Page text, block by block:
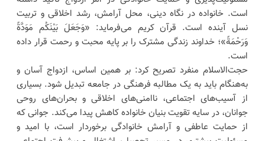
است. خانواده در نگاه دینی، محل آرامش، رشد اخلاقی و تربیت
نسل آینده است. قرآن کریم می‌فرماید: «وَجَعَلَ بَیْنَکُم مَوَدَّةً
وَرَحْمَةً»؛ خداوند زندگی مشترک را بر پایه محبت و رحمت قرار داده
است.
حجت‌الاسلام منفرد تصریح کرد: بر همین اساس، ازدواج آسان و
به‌هنگام باید به یک مطالبه فرهنگی در جامعه تبدیل شود. بسیاری
از آسیب‌های اجتماعی، ناامنی‌های اخلاقی و بحران‌های روحی
جوانان، در سایه تقویت بنیان خانواده کاهش پیدا می‌کند. جوانی که
از حمایت عاطفی و آرامش خانوادگی برخوردار است، با امید و